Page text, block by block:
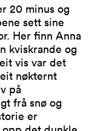
20 minus og
sett sine
Her finn Anna
kviskrande og
vis var det
nøkternt
på
frå snø og
er